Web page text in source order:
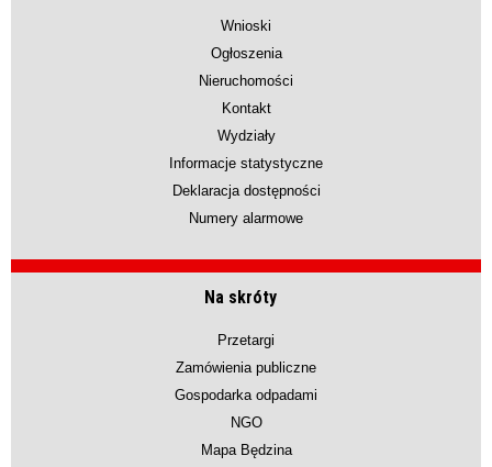
Wnioski
Ogłoszenia
Nieruchomości
Kontakt
Wydziały
Informacje statystyczne
Deklaracja dostępności
Numery alarmowe
Na skróty
Przetargi
Zamówienia publiczne
Gospodarka odpadami
NGO
Mapa Będzina